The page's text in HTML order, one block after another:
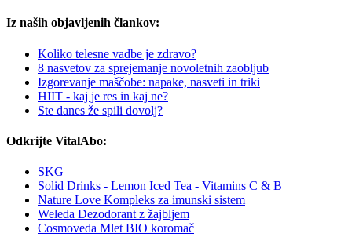
Iz naših objavljenih člankov:
Koliko telesne vadbe je zdravo?
8 nasvetov za sprejemanje novoletnih zaobljub
Izgorevanje maščobe: napake, nasveti in triki
HIIT - kaj je res in kaj ne?
Ste danes že spili dovolj?
Odkrijte VitalAbo:
SKG
Solid Drinks - Lemon Iced Tea - Vitamins C & B
Nature Love Kompleks za imunski sistem
Weleda Dezodorant z žajbljem
Cosmoveda Mlet BIO koromač